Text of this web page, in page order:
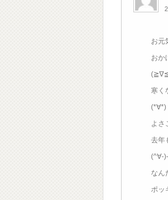
お元
おか
寒く
(*∀*)
よさ
去年
(^∀-
なん
ポッ